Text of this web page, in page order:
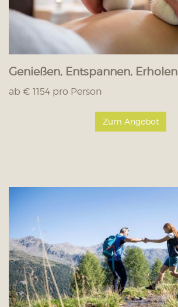
Genießen, Entspannen, Erholen
ab € 1154 pro Person
Zum Angebot